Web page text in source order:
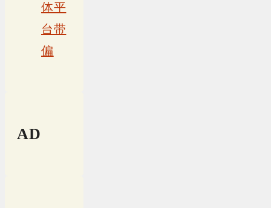
体平
台带
偏
AD